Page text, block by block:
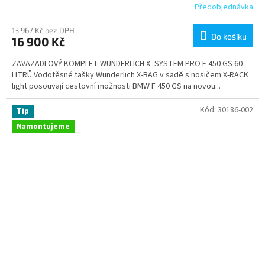
Předobjednávka
13 967 Kč bez DPH
16 900 Kč Do košíku
ZAVAZADLOVÝ KOMPLET WUNDERLICH X- SYSTEM PRO F 450 GS 60
LITRŮ Vodotěsné tašky Wunderlich X-BAG v sadě s nosičem X-RACK
light posouvají cestovní možnosti BMW F 450 GS na novou...
Tip
Namontujeme
Kód: 30186-002